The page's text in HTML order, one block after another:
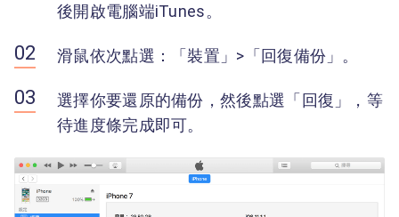
後開啟電腦端iTunes。
滑鼠依次點選：「裝置」>「回復備份」。
選擇你要還原的備份，然後點選「回復」，等
待進度條完成即可。